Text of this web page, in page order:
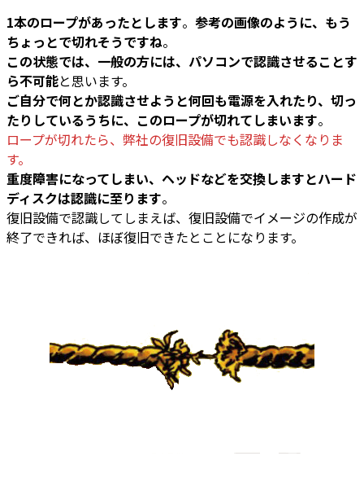
1本のロープがあったとします。 参考の画像のように、もう
ちょっとで切れそうですね。
この状態では、一般の方には、パソコンで認識させることす
ら不可能と思います。
ご自分で何とか認識させようと何回も電源を入れたり、切っ
たりしているうちに、このロープが切れてしまいます。
ロープが切れたら、弊社の復旧設備でも認識しなくなりま
す。
重度障害になってしまい、ヘッドなどを交換しますとハード
ディスクは認識に至ります。
復旧設備で認識してしまえば、復旧設備でイメージの作成が
終了できれば、ほぼ復旧できたとことになります。